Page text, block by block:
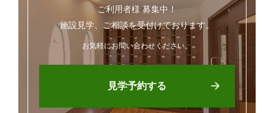
ご利用者様 募集中！
施設見学、ご相談を受付けております。
お気軽にお問い合わせください。
見学予約する